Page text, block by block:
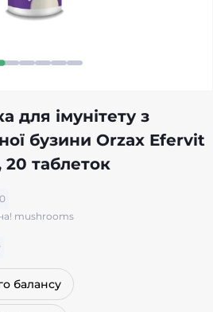
для імунітету з
бузини Orzax Efervit
таблеток
mushrooms
балансу